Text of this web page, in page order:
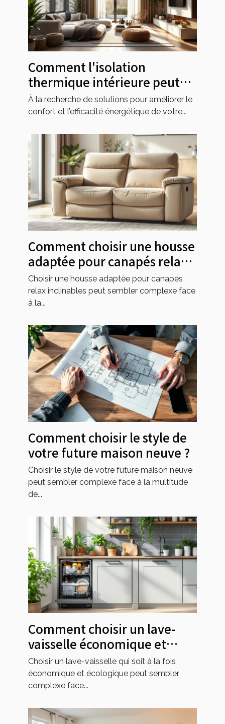
Comment l'isolation
thermique intérieure peut
transformer votre espace de
vie ?
À la recherche de solutions pour améliorer le
confort et l’efficacité énergétique de votre...
Comment choisir une housse
adaptée pour canapés relax
inclinables ?
Choisir une housse adaptée pour canapés
relax inclinables peut sembler complexe face
à la...
Comment choisir le style de
votre future maison neuve ?
Choisir le style de votre future maison neuve
peut sembler complexe face à la multitude
de...
Comment choisir un lave-
vaisselle économique et
écologique ?
Choisir un lave-vaisselle qui soit à la fois
économique et écologique peut sembler
complexe face...